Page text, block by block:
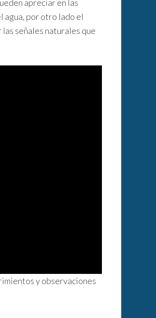
apreciar en las
agua, por otro lado el
las señales naturales que
y observaciones